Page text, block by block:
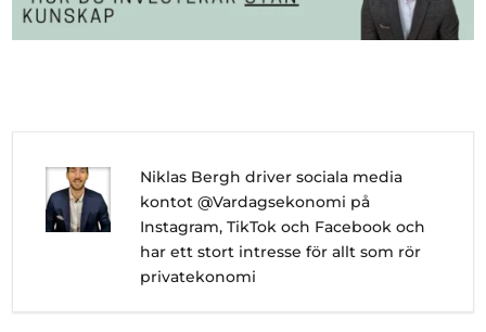
Niklas Bergh driver sociala media
kontot @Vardagsekonomi på
Instagram, TikTok och Facebook och
har ett stort intresse för allt som rör
privatekonomi